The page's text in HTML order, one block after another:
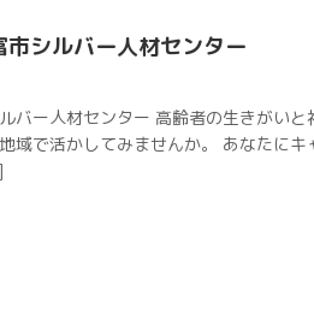
シルバー人材センター
ー人材センター 高齢者の生きがいと
域で活かしてみませんか。 あなたにキ